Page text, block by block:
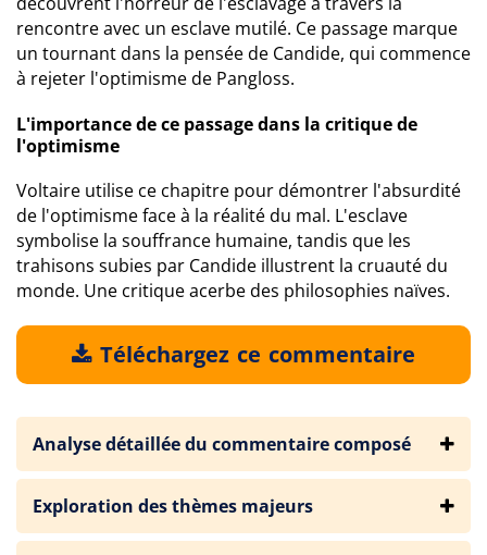
rencontre avec un esclave mutilé. Ce passage marque
un tournant dans la pensée de Candide, qui commence
à rejeter l'optimisme de Pangloss.
L'importance de ce passage dans la critique de
l'optimisme
Voltaire utilise ce chapitre pour démontrer l'absurdité
de l'optimisme face à la réalité du mal. L'esclave
symbolise la souffrance humaine, tandis que les
trahisons subies par Candide illustrent la cruauté du
monde. Une critique acerbe des philosophies naïves.
Téléchargez ce commentaire
Analyse détaillée du commentaire composé
Exploration des thèmes majeurs